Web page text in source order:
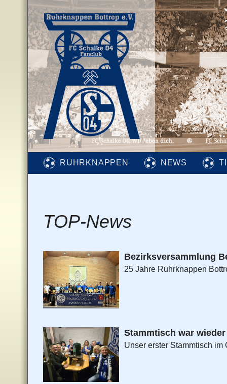
RUHRKNAPPEN NEWS
TOP-News
Bezirksversammlung
25 Jahre Ruhrknappen
Stammtisch war
Unser erster Stammtisch